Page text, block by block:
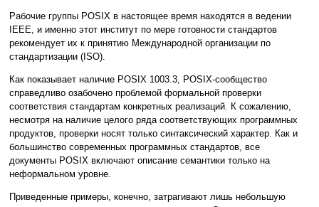
Рабочие группы POSIX в настоящее время находятся в ведении
IEEE, и именно этот институт по мере готовности стандартов
рекомендует их к принятию Международной организации по
стандартизации (ISO).
Как показывает наличие POSIX 1003.3, POSIX-сообщество
справедливо озабочено проблемой формальной проверки
соответствия стандартам конкретных реализаций. К сожалению,
несмотря на наличие целого ряда соответствующих программных
продуктов, проверки носят только синтаксический характер. Как и
большинство современных программных стандартов, все
документы POSIX включают описание семантики только на
неформальном уровне.
Приведенные примеры, конечно, затрагивают лишь небольшую